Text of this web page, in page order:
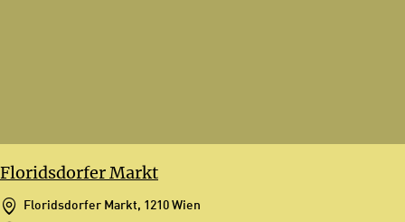
Floridsdorfer Markt
Floridsdorfer Markt, 1210 Wien